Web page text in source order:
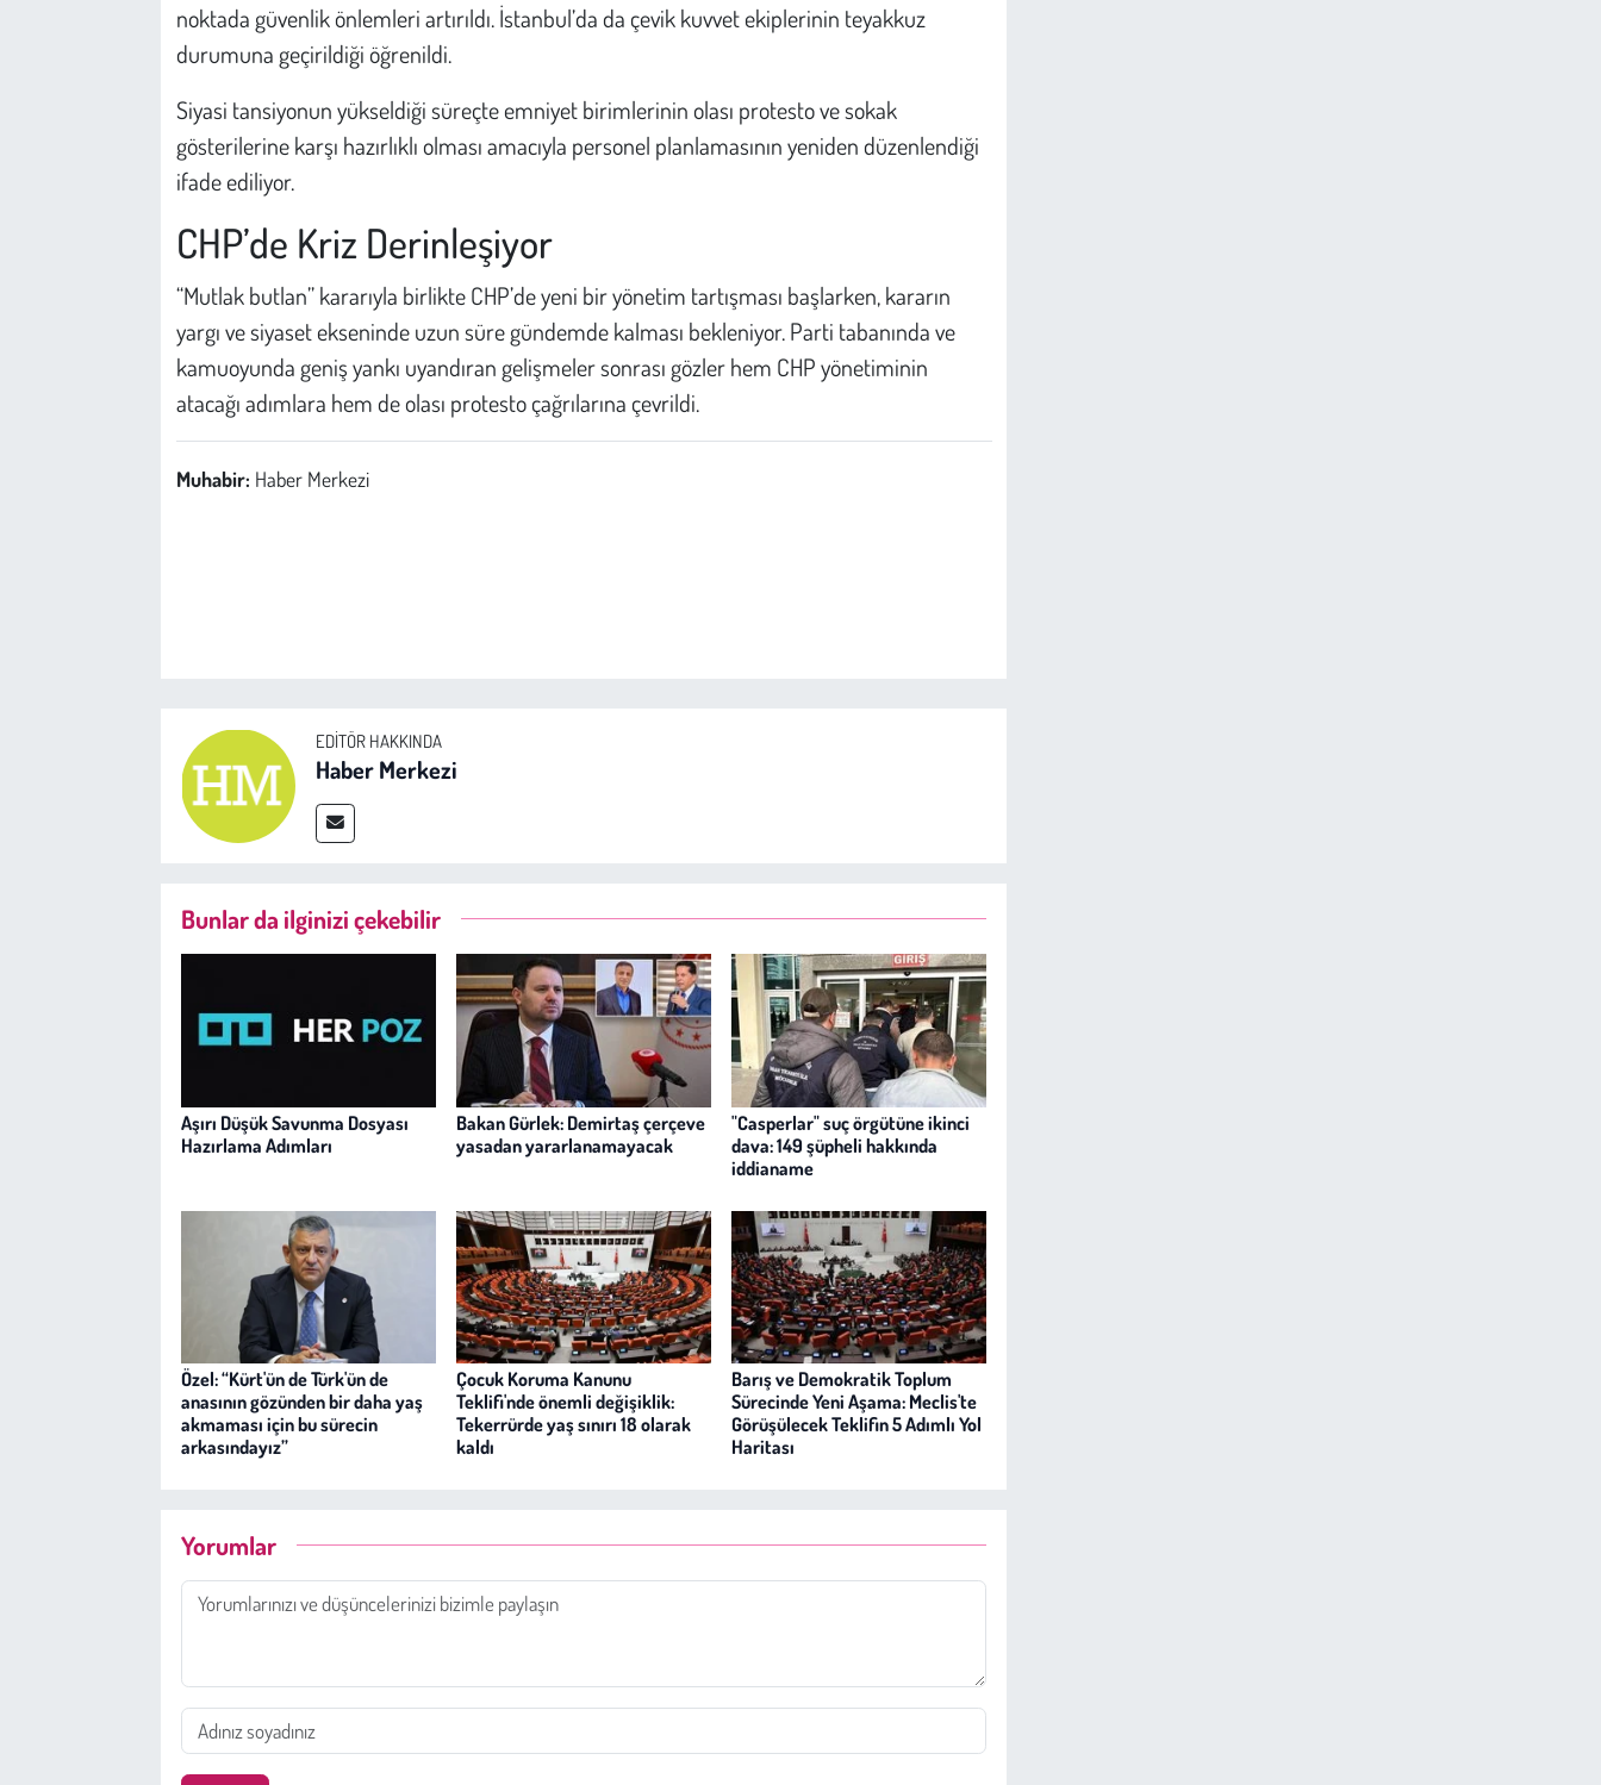
noktada güvenlik önlemleri artırıldı. İstanbul’da da çevik kuvvet ekiplerinin teyakkuz
durumuna geçirildiği öğrenildi.
Siyasi tansiyonun yükseldiği süreçte emniyet birimlerinin olası protesto ve sokak
gösterilerine karşı hazırlıklı olması amacıyla personel planlamasının yeniden düzenlendiği
ifade ediliyor.
CHP’de Kriz Derinleşiyor
“Mutlak butlan” kararıyla birlikte CHP’de yeni bir yönetim tartışması başlarken, kararın
yargı ve siyaset ekseninde uzun süre gündemde kalması bekleniyor. Parti tabanında ve
kamuoyunda geniş yankı uyandıran gelişmeler sonrası gözler hem CHP yönetiminin
atacağı adımlara hem de olası protesto çağrılarına çevrildi.
Muhabir: Haber Merkezi
EDITÖR HAKKINDA
Haber Merkezi
Bunlar da ilginizi çekebilir
Aşırı Düşük Savunma Dosyası
Hazırlama Adımları
Bakan Gürlek: Demirtaş çerçeve
yasadan yararlanamayacak
"Casperlar" suç örgütüne ikinci
dava: 149 şüpheli hakkında
iddianame
Özel: “Kürt'ün de Türk'ün de
anasının gözünden bir daha yaş
akmaması için bu sürecin
arkasındayız”
Çocuk Koruma Kanunu
Teklifi'nde önemli değişiklik:
Tekerrürde yaş sınırı 18 olarak
kaldı
Barış ve Demokratik Toplum
Sürecinde Yeni Aşama: Meclis'te
Görüşülecek Teklifin 5 Adımlı Yol
Haritası
Yorumlar